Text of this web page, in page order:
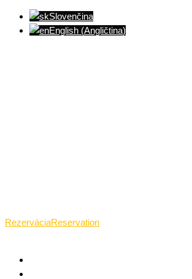
Slovenčina
English (Angličtina)
RezerváciaReservation